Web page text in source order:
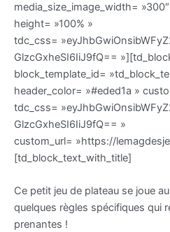
media_size_image_width=
height= »100% »
tdc_css=
GlzcGxheSI6IiJ9fQ==
block_template_id=
header_color= »#eded1a »
tdc_css=
GlzcGxheSI6IiJ9fQ== »
custom_url= »https://
[td_block_text_with_title]
Ce petit jeu de plateau se joue
quelques règles spécifiques qui
prenantes !